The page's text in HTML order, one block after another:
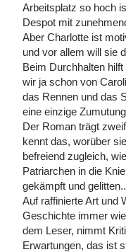
Arbeitsplatz so hoch
Despot mit
Aber Charlotte ist
und vor allem will sie
Beim Durchhalten
wir ja schon von
das Rennen und das
eine einzige
Der Roman trägt
kennt das, worüber
befreiend zugleich,
Patriarchen in die
gekämpft und
Auf raffinierte Art und
Geschichte immer
dem Leser, nimmt
Erwartungen, das ist